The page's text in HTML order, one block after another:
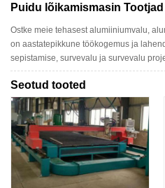
Puidu lõikamismasin Tootjad
Ostke meie tehasest alumiiniumvalu,
on aastatepikkune töökogemus ja
sepistamise, survevalu ja survevalu
Seotud tooted